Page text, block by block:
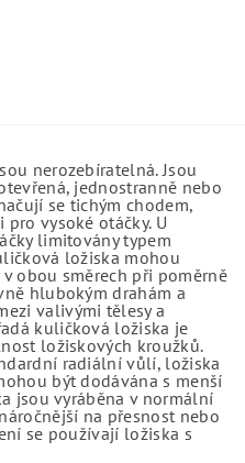
nerozebíratelná. Jsou
jednostranně nebo
se tichým chodem,
vysoké otáčky. U
limitovány typem
ložiska mohou
obou směrech při poměrně
hlubokým drahám a
valivými tělesy a
kuličková ložiska je
ložiskových kroužků.
radiální vůlí, ložiska
být dodávána s menší
jsou vyráběna v normální
na přesnost nebo
se používají ložiska s